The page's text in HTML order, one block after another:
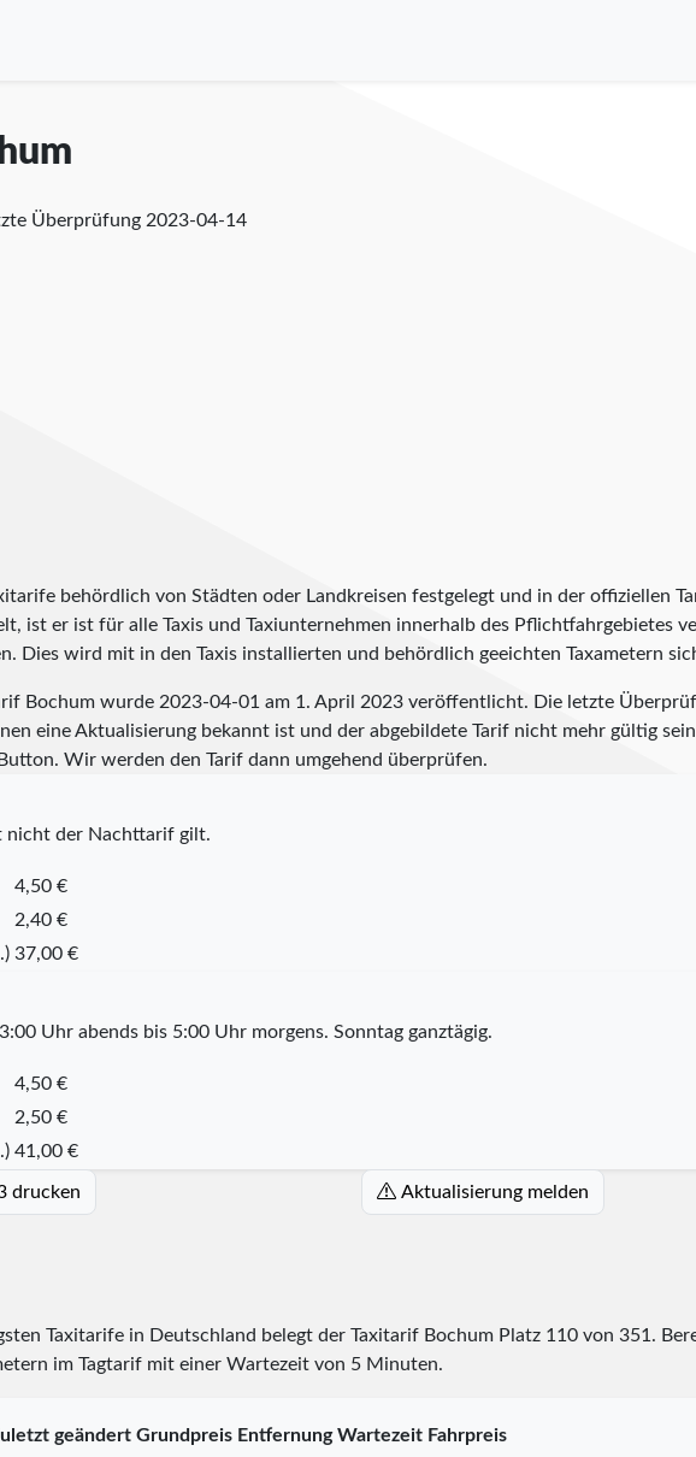
Überprüfung 2023-04-14
behördlich von Städten oder Landkreisen festgelegt und in der offiziellen
ist er ist für alle Taxis und Taxiunternehmen innerhalb des Pflichtfahrgebietes
Dies wird mit in den Taxis installierten und behördlich geeichten Taxametern
Bochum wurde 2023-04-01 am 1. April 2023 veröffentlicht. Die letzte
eine Aktualisierung bekannt ist und der abgebildete Tarif nicht mehr gültig
Wir werden den Tarif dann umgehend überprüfen.
nicht der Nachttarif gilt.
4,50 €
2,40 €
37,00 €
Uhr abends bis 5:00 Uhr morgens. Sonntag ganztägig.
4,50 €
2,50 €
41,00 €
drucken Aktualisierung melden
Taxitarife in Deutschland belegt der Taxitarif Bochum Platz 110von 351 .
im Tagtarif mit einer Wartezeit von 5 Minuten.
geändert Grundpreis Entfernung Wartezeit Fahrpreis